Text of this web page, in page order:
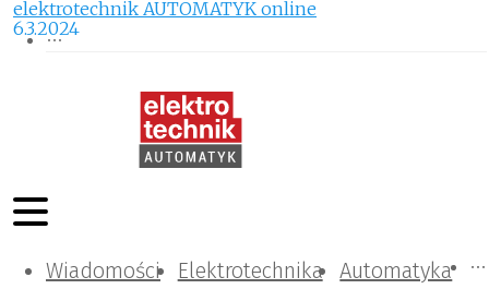
Wiadomości Elektrotechnika Automatyka
Komunikacja i IT
Kontrola
Tematy specjalne
elektrotechnik AUTOMATYK online
6.3.2024